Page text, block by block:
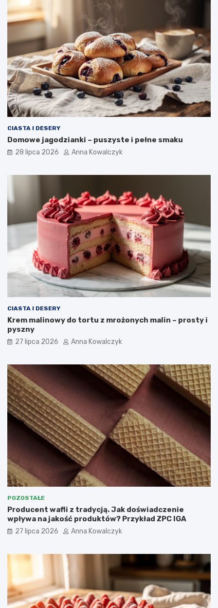
CIASTA I DESERY
Domowe jagodzianki – puszyste i pełne smaku
28 lipca 2026 Anna Kowalczyk
CIASTA I DESERY
Krem malinowy do tortu z mrożonych malin – prosty i
pyszny
27 lipca 2026 Anna Kowalczyk
POZOSTAŁE
Producent wafli z tradycją. Jak doświadczenie
wpływa na jakość produktów? Przykład ZPC IGA
27 lipca 2026 Anna Kowalczyk